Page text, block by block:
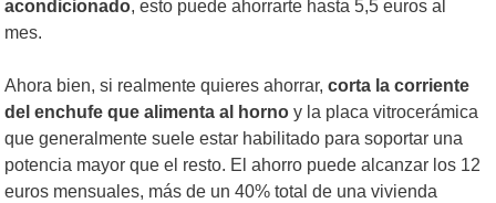
acondicionado, esto puede ahorrarte hasta 5,5 euros al
mes.
Ahora bien, si realmente quieres ahorrar,corta la corriente
del enchufe que alimenta al horno y la placa vitrocerámica
que generalmente suele estar habilitado para soportar una
potencia mayor que el resto. El ahorro puede alcanzar los 12
euros mensuales, más de un 40% total de una vivienda